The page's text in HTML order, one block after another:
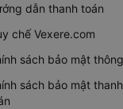
dẫn thanh toán
chế Vexere.com
sách bảo mật
sách bảo mật thanh